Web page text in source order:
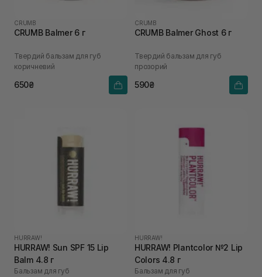
CRUMB
CRUMB Balmer 6 г
Твердий бальзам для губ
коричневий
650₴
CRUMB
CRUMB Balmer Ghost 6 г
Твердий бальзам для губ
прозорий
590₴
HURRAW!
HURRAW! Sun SPF 15 Lip
Balm 4.8 г
Бальзам для губ
HURRAW!
HURRAW! Plantcolor №2 Lip
Colors 4.8 г
Бальзам для губ